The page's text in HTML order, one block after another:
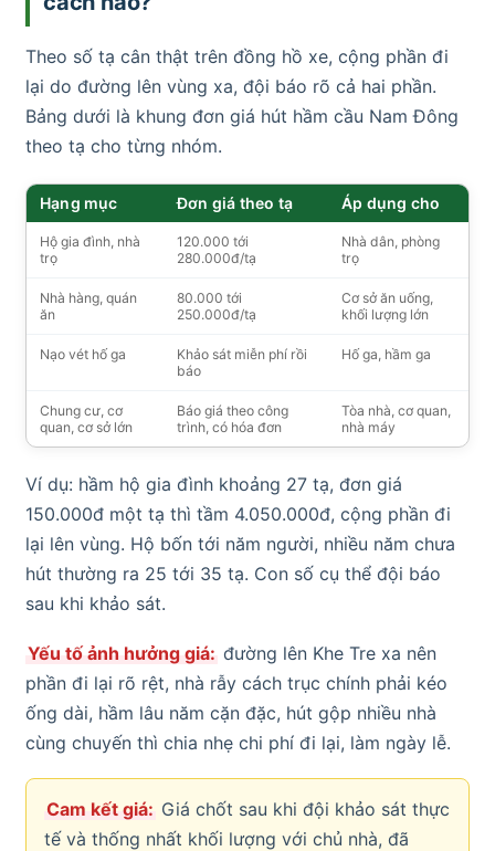
Theo số tạ cân thật trên đồng hồ xe, cộng phần đi
lại do đường lên vùng xa, đội báo rõ cả hai phần.
Bảng dưới là khung đơn giá hút hầm cầu Nam Đông
theo tạ cho từng nhóm.
Hạng mục Đơn giá theo tạ Áp dụng cho
Hộ gia đình, nhà
trọ
120.000 tới
280.000đ/tạ
Nhà dân, phòng
trọ
Nhà hàng, quán
ăn
80.000 tới
250.000đ/tạ
Cơ sở ăn uống,
khối lượng lớn
Nạo vét hố ga
Khảo sát miễn phí rồi
báo
Hố ga, hầm ga
Chung cư, cơ
quan, cơ sở lớn
Báo giá theo công
trình, có hóa đơn
Tòa nhà, cơ quan,
nhà máy
Ví dụ: hầm hộ gia đình khoảng 27 tạ, đơn giá
150.000đ một tạ thì tầm 4.050.000đ, cộng phần đi
lại lên vùng. Hộ bốn tới năm người, nhiều năm chưa
hút thường ra 25 tới 35 tạ. Con số cụ thể đội báo
sau khi khảo sát.
Yếu tố ảnh hưởng giá: đường lên Khe Tre xa nên
phần đi lại rõ rệt, nhà rẫy cách trục chính phải kéo
ống dài, hầm lâu năm cặn đặc, hút gộp nhiều nhà
cùng chuyến thì chia nhẹ chi phí đi lại, làm ngày lễ.
Cam kết giá: Giá chốt sau khi đội khảo sát thực
tế và thống nhất khối lượng với chủ nhà, đã